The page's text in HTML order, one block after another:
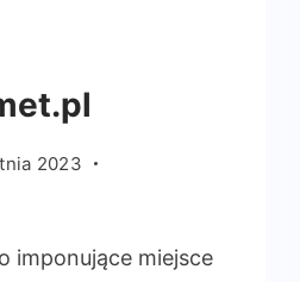
2023
imponujące miejsce